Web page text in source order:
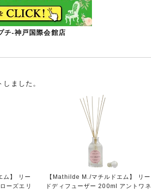
-神戸国際会館店
ました。
ム】 リー
ーズエリ
【Mathilde M./マチルドエム】 リー
ドディフューザー 200ml アントワネ